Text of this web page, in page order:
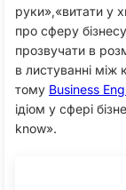
руки»,«витати у
про сферу
прозвучати в
в листуванні між
тому Business
ідіом у сфері
know».